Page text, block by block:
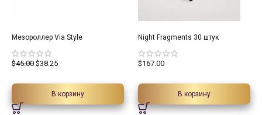
15%
Мезороллер Via Style
$45.00 $38.25
В корзину
Night Fragments 30 штук
$167.00
В корзину